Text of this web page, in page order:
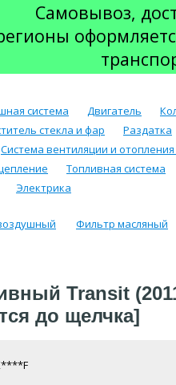
Самовывоз,
система Двигатель
стекла и фар
Раздатка
Система вентиляции и
Топливная система
Электрика
Фильтр масляный
Transit
до щелчка]